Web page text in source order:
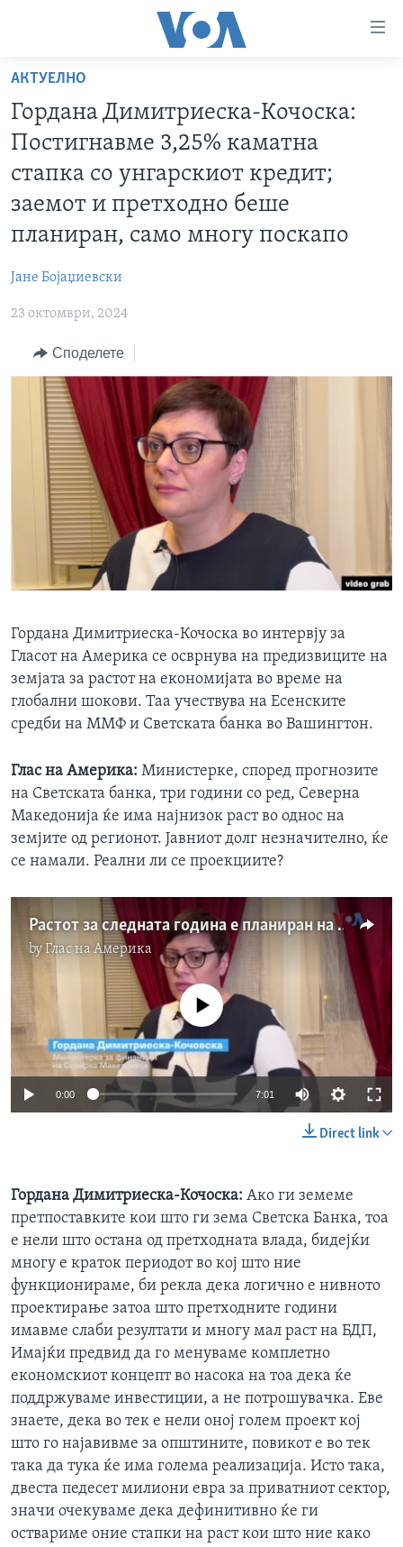
пристапност
Премини
на
главната
содржина
до
страната
навигација
Пребарувај
РУБРИКИ
ЗДРАВЈЕ
НАУКА
УМЕТНОСТ И ЗАБАВА
ИНТЕРВЈУА
АРХИВИРАНА ПРОГРАМА
ИЗБОРИ ВО САД 2020 - АРХИВА
Learning English
НАКУСО...
Јазици
АКТУЕЛНО
Гордана Димитриеска-Кочоска:
Постигнавме 3,25% каматна
стапка со унгарскиот кредит;
заемот и претходно беше
планиран, само многу поскапо
Јане Бојаџиевски
23 октомври, 2024
Споделете
Гордана Димитриеска-Кочоска во интервју за
Гласот на Америка се осврнува на предизвиците на
земјата за растот на економијата во време на
глобални шокови. Таа учествува на Есенските
средби на ММФ и Светската банка во Вашингтон.
Глас на Америка: Министерке, според прогнозите
на Светската банка, три години со ред, Северна
Македонија ќе има најнизок раст во однос на
земјите од регионот. Јавниот долг незначително, ќе
се намали. Реални ли се проекциите?
Растот за следната година е планиран на 4 проценти, вели министерката за финансии
byГлас на Америка
No media source currently available
0:00 7:01
Direct link
Гордана Димитриеска-Кочоска: Ако ги земеме
претпоставките кои што ги зема Светска Банка, тоа
е нели што остана од претходната влада, бидејќи
многу е краток периодот во кој што ние
функционираме, би рекла дека логично е нивното
проектирање затоа што претходните години
имавме слаби резултати и многу мал раст на БДП,
Имајќи предвид да го менуваме комплетно
економскиот концепт во насока на тоа дека ќе
поддржуваме инвестиции, а не потрошувачка. Еве
знаете, дека во тек е нели оној голем проект кој
што го најавивме за општините, повикот е во тек
така да тука ќе има голема реализација. Исто така,
двеста педесет милиони евра за приватниот сектор,
значи очекуваме дека дефинитивно ќе ги
оствариме оние стапки на раст кои што ние како